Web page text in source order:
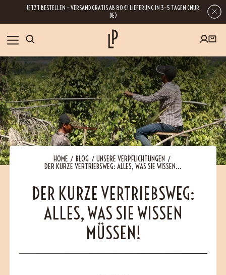
JETZT BESTELLEN – VERSAND GRATIS AB 80 €! LIEFERUNG IN 3–5 TAGEN (NUR
DE)
SHOP
GESCHENKE
BLOG
REZEPTE
BESUCHEN
ÜBER UNS
HOME BLOG UNSERE VERPFLICHTUNGEN
DER KURZE VERTRIEBSWEG: ALLES, WAS SIE WISSEN...
DER KURZE VERTRIEBSWEG:
ALLES, WAS SIE WISSEN
MÜSSEN!
Wenn Sie Ihre E-Mail-Adresse hinterlassen, erhalten Sie Zugang zu unseren
Newslettern, die reich an Tipps, Inspirationen und Informationen über unsere
neuesten Entwicklungen sind. Selbstverständlich ist eine Abmeldung
jederzeit möglich.